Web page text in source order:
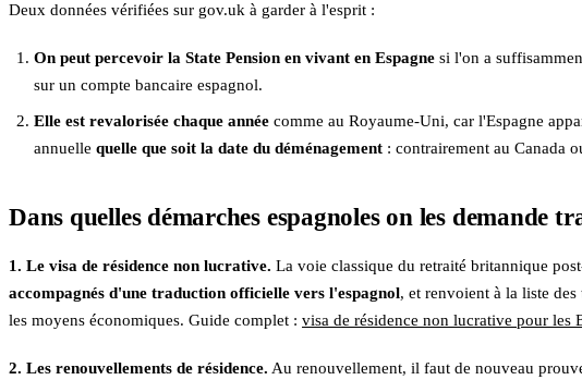
Deux données vérifiées sur gov.uk à garder à l'esprit :
On peut percevoir la State Pension en vivant en Espagnesi l'on a
sur un compte bancaire espagnol.
Elle est revalorisée chaque annéecomme au Royaume-Uni, car l'Espagne
annuelle quelle que soit la date du déménagement: contrairement au Canada
Dans quelles démarches espagnoles on les demande
1. Le visa de résidence non lucrative. La voie classique du retraité britannique
accompagnés d'une traduction officielle vers l'espagnol, et renvoient à la liste
les moyens économiques. Guide complet : visa de résidence non lucrative pour les
2. Les renouvellements de résidence. Au renouvellement, il faut de nouveau